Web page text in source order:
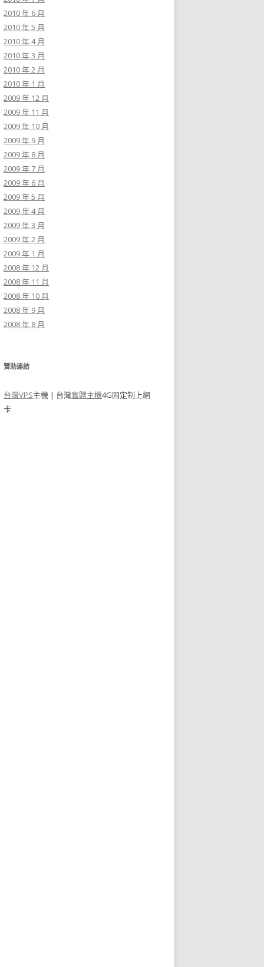
2010 年 6 月
2010 年 5 月
2010 年 4 月
2010 年 3 月
2010 年 2 月
2010 年 1 月
2009 年 12 月
2009 年 11 月
2009 年 10 月
2009 年 9 月
2009 年 8 月
2009 年 7 月
2009 年 6 月
2009 年 5 月
2009 年 4 月
2009 年 3 月
2009 年 2 月
2009 年 1 月
2008 年 12 月
2008 年 11 月
2008 年 10 月
2008 年 9 月
2008 年 8 月
贊助連結
台灣VPS主機 | 台灣實體主機4G固定制上網
卡